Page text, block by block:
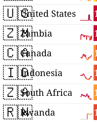
🇺🇸United States
🇿🇲Zambia
🇨🇦Canada
🇮🇩Indonesia
🇿🇦South Africa
🇷🇼Rwanda